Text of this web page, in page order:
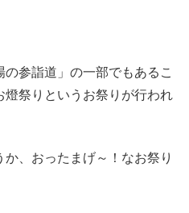
参詣道」の一部でもあるこ
祭りというお祭りが行われ
、おったまげ～！なお祭り